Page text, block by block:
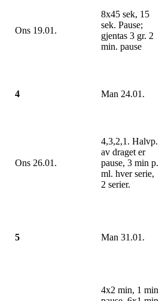
Ons 19.01.
8x45 sek, 15
sek. Pause;
gjentas 3 gr. 2
min. pause
4 Man 24.01.
Ons 26.01.
4,3,2,1. Halvp.
av draget er
pause, 3 min p.
ml. hver serie,
2 serier.
5 Man 31.01.
4x2 min, 1 min